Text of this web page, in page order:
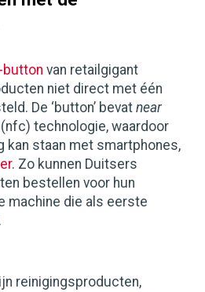
button van retailgigant
niet direct met één
De ‘button’ bevat near
(nfc) technologie, waardoor
kan staan met smartphones,
. Zo kunnen Duitsers
bestellen voor hun
machine die als eerste
reinigingsproducten,